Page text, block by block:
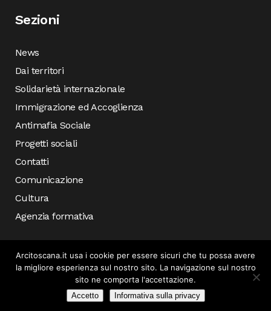
Sezioni
News
Dai territori
Solidarietà internazionale
Immigrazione ed Accoglienza
Antimafia Sociale
Progetti sociali
Contatti
Comunicazione
Cultura
Agenzia formativa
© COPYRIGHT 2019 ARCI TOSCANA – SVILUPPATO DA
Arcitoscana.it usa i cookie per essere sicuri che tu possa avere
la migliore esperienza sul nostro sito. La navigazione sul nostro
sito ne comporta l'accettazione.
Accetto Informativa sulla privacy